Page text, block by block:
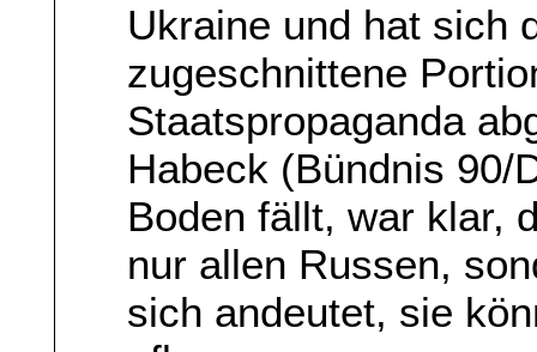
Ukraine und hat sich
zugeschnittene
Staatspropaganda
Habeck (Bündnis 90/
Boden fällt, war klar,
nur allen Russen,
sich andeutet, sie